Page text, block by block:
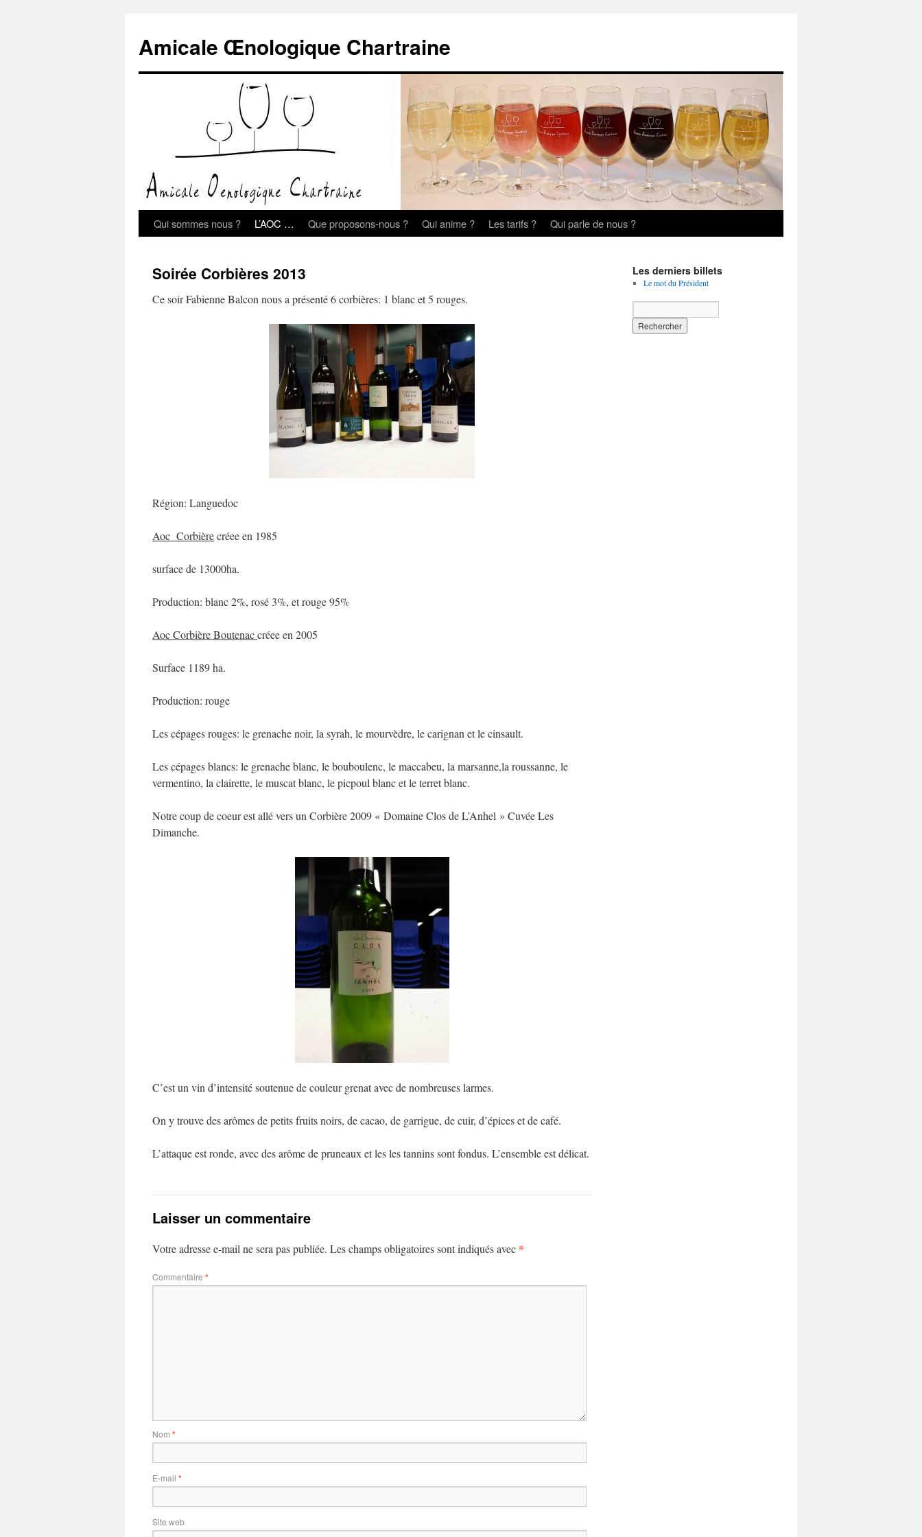
Amicale Œnologique Chartraine
Qui sommes nous ? L’AOC … Que proposons-nous ? Qui anime ? Les tarifs ? Qui parle de nous ?
Soirée Corbières 2013
Ce soir Fabienne Balcon nous a présenté 6 corbières: 1 blanc et 5 rouges.
Région: Languedoc
Aoc Corbièrecréee en 1985
surface de 13000ha.
Production: blanc 2%, rosé 3%, et rouge 95%
Aoc Corbière Boutenaccréee en 2005
Surface 1189 ha.
Production: rouge
Les cépages rouges: le grenache noir, la syrah, le mourvèdre, le carignan et le cinsault.
Les cépages blancs: le grenache blanc, le bouboulenc, le maccabeu, la marsanne,la roussanne, le
vermentino, la clairette, le muscat blanc, le picpoul blanc et le terret blanc.
Notre coup de coeur est allé vers un Corbière 2009 « Domaine Clos de L’Anhel » Cuvée Les
Dimanche.
C’est un vin d’intensité soutenue de couleur grenat avec de nombreuses larmes.
On y trouve des arômes de petits fruits noirs, de cacao, de garrigue, de cuir, d’épices et de café.
L’attaque est ronde, avec des arôme de pruneaux et les les tannins sont fondus. L’ensemble est délicat.
Laisser un commentaire
Votre adresse e-mail ne sera pas publiée. Les champs obligatoires sont indiqués avec *
Commentaire *
Nom *
E-mail *
Site web
Les derniers billets
Le mot du Président